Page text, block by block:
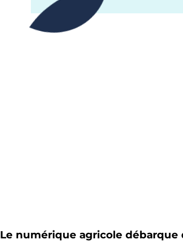
Le numérique agricole débarque